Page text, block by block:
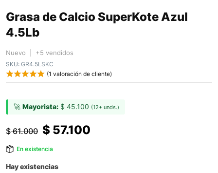
Grasa de Calcio SuperKote Azul
4.5Lb
Nuevo | +5 vendidos
SKU: GR4.5LSKC
(1 valoración de cliente)
🚀 Mayorista: $ 45.100 (12+ unds.)
$61.000 $ 57.100
En existencia
Hay existencias